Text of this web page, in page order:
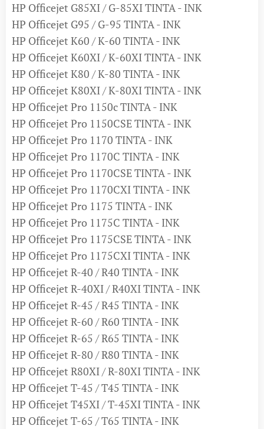
HP Officejet G85XI / G-85XI TINTA - INK
HP Officejet G95 / G-95 TINTA - INK
HP Officejet K60 / K-60 TINTA - INK
HP Officejet K60XI / K-60XI TINTA - INK
HP Officejet K80 / K-80 TINTA - INK
HP Officejet K80XI / K-80XI TINTA - INK
HP Officejet Pro 1150c TINTA - INK
HP Officejet Pro 1150CSE TINTA - INK
HP Officejet Pro 1170 TINTA - INK
HP Officejet Pro 1170C TINTA - INK
HP Officejet Pro 1170CSE TINTA - INK
HP Officejet Pro 1170CXI TINTA - INK
HP Officejet Pro 1175 TINTA - INK
HP Officejet Pro 1175C TINTA - INK
HP Officejet Pro 1175CSE TINTA - INK
HP Officejet Pro 1175CXI TINTA - INK
HP Officejet R-40 / R40 TINTA - INK
HP Officejet R-40XI / R40XI TINTA - INK
HP Officejet R-45 / R45 TINTA - INK
HP Officejet R-60 / R60 TINTA - INK
HP Officejet R-65 / R65 TINTA - INK
HP Officejet R-80 / R80 TINTA - INK
HP Officejet R80XI / R-80XI TINTA - INK
HP Officejet T-45 / T45 TINTA - INK
HP Officejet T45XI / T-45XI TINTA - INK
HP Officejet T-65 / T65 TINTA - INK